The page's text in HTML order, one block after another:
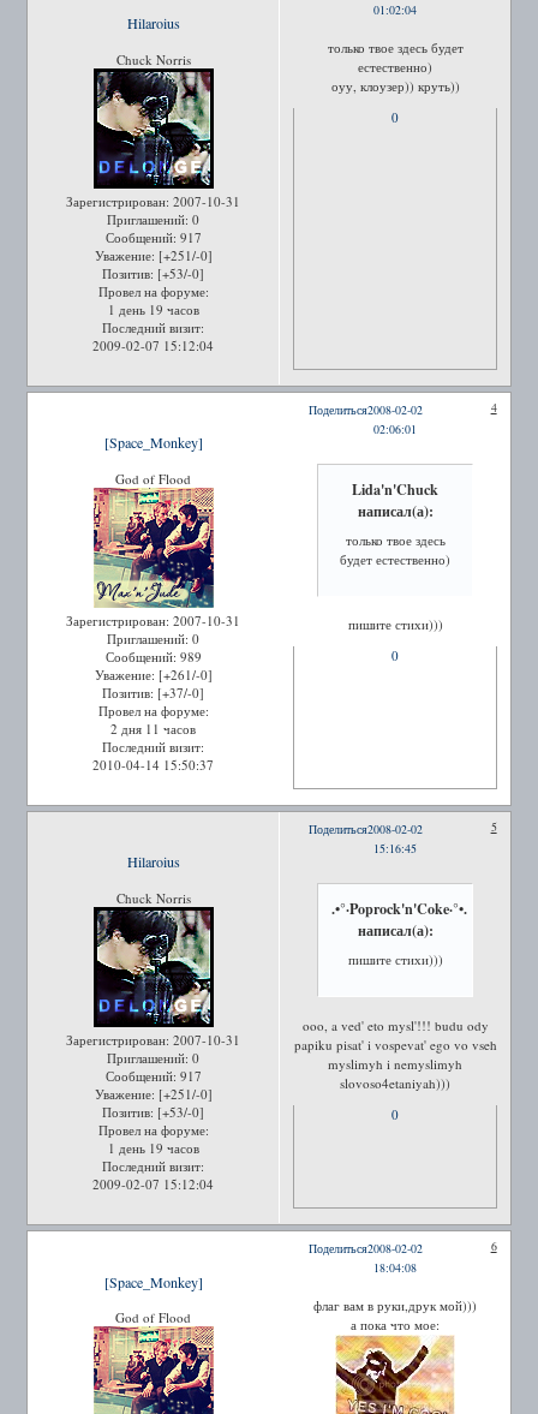
01:02:04
Hilaroius
Chuck Norris
Зарегистрирован: 2007-10-31
Приглашений: 0
Сообщений: 917
Уважение: [+251/-0]
Позитив: [+53/-0]
Провел на форуме:
1 день 19 часов
Последний визит:
2009-02-07 15:12:04
только твое здесь будет
естественно)
оуу, клоузер)) круть))
0
Поделиться 4
2008-02-02
02:06:01
[Space_Monkey]
God of Flood
Зарегистрирован: 2007-10-31
Приглашений: 0
Сообщений: 989
Уважение: [+261/-0]
Позитив: [+37/-0]
Провел на форуме:
2 дня 11 часов
Последний визит:
2010-04-14 15:50:37
Lida'n'Chuck
написал(а):
только твое здесь
будет естественно)
пишите стихи)))
0
Поделиться 5
2008-02-02
15:16:45
Hilaroius
Chuck Norris
Зарегистрирован: 2007-10-31
Приглашений: 0
Сообщений: 917
Уважение: [+251/-0]
Позитив: [+53/-0]
Провел на форуме:
1 день 19 часов
Последний визит:
2009-02-07 15:12:04
.•°·Poprock'n'Coke·°•.
написал(а):
пишите стихи)))
ooo, a ved' eto mysl'!!! budu ody
papiku pisat' i vospevat' ego vo vseh
myslimyh i nemyslimyh
slovoso4etaniyah)))
0
Поделиться 6
2008-02-02
18:04:08
[Space_Monkey]
God of Flood
флаг вам в руки,друк мой)))
а пока что мое: